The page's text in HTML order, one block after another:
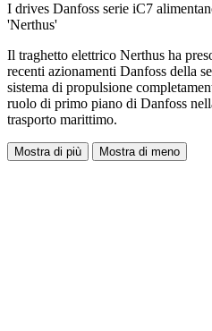
I drives Danfoss serie iC7
'Nerthus'
Il traghetto elettrico Nerthus ha
recenti azionamenti Danfoss della
sistema di propulsione
ruolo di primo piano di Danfoss
trasporto marittimo.
Mostra di più Mostra di meno